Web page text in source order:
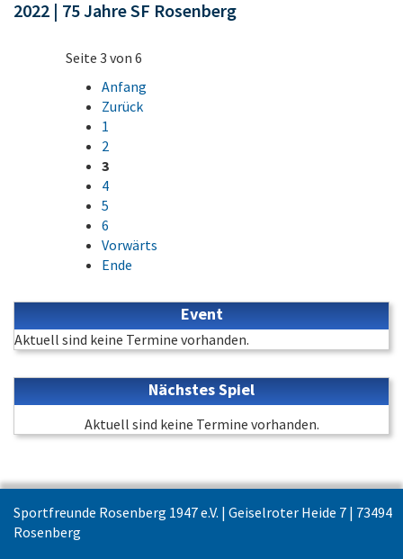
2022 | 75 Jahre SF Rosenberg
Seite 3 von 6
Anfang
Zurück
1
2
3
4
5
6
Vorwärts
Ende
Event
Aktuell sind keine Termine vorhanden.
Nächstes Spiel
Aktuell sind keine Termine vorhanden.
Sportfreunde Rosenberg 1947 e.V. | Geiselroter Heide 7 | 73494
Rosenberg